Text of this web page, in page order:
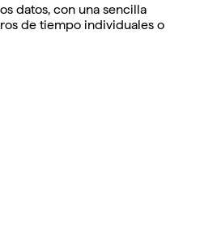
datos, con una sencilla
de tiempo individuales o